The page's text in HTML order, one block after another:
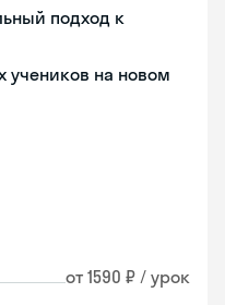
подход к
учеников на новом
от 1590 ₽ / урок